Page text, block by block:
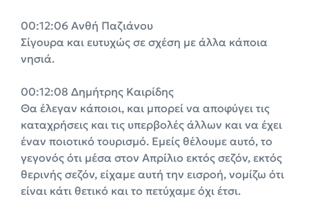
00:12:06 Ανθή Παζιάνου
Σίγουρα και ευτυχώς σε σχέση με άλλα κάποια
νησιά.
00:12:08 Δημήτρης Καιρίδης
Θα έλεγαν κάποιοι, και μπορεί να αποφύγει τις
καταχρήσεις και τις υπερβολές άλλων και να έχει
έναν ποιοτικό τουρισμό. Εμείς θέλουμε αυτό, το
γεγονός ότι μέσα στον Απρίλιο εκτός σεζόν, εκτός
θερινής σεζόν, είχαμε αυτή την εισροή, νομίζω ότι
είναι κάτι θετικό και το πετύχαμε όχι έτσι.